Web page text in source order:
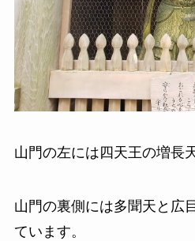
山門の左には四天王の増長天
山門の裏側には多聞天と広
ています。